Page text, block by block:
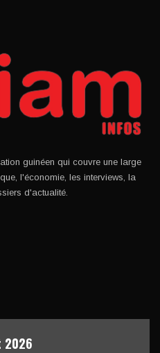
guinéen qui couvre une large
l'économie, les interviews, la
d'actualité.
2026